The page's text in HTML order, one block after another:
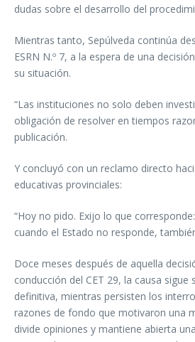
dudas sobre el desarrollo del
Mientras tanto, Sepúlveda continúa
ESRN N.º 7, a la espera de una
su situación.
“Las instituciones no solo deben
obligación de resolver en tiempos
publicación.
Y concluyó con un reclamo directo
educativas provinciales:
“Hoy no pido. Exijo lo que
cuando el Estado no responde,
Doce meses después de aquella
conducción del CET 29, la causa sigue
definitiva, mientras persisten los
razones de fondo que motivaron una
divide opiniones y mantiene abierta